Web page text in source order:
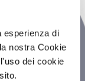
esperienza di
nostra Cookie
dei cookie